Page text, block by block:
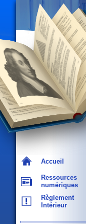
Accueil
Ressources
numériques
Règlement
Intérieur